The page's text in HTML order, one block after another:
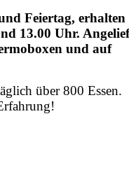
Feiertag, erhalten
13.00 Uhr.
und auf
über 800 Essen.